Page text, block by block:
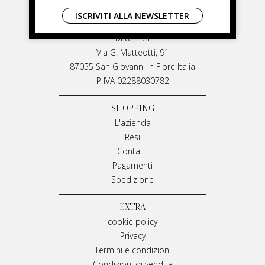
LIVIANA MIRARCHI
M & P Srl
Via G. Matteotti, 91
87055 San Giovanni in Fiore Italia
P IVA 02288030782
SHOPPING
L'azienda
Resi
Contatti
Pagamenti
Spedizione
EXTRA
cookie policy
Privacy
Termini e condizioni
ISCRIVITI ALLA NEWSLETTER